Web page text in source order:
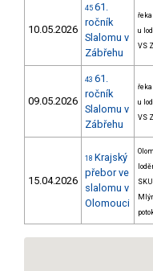
10.05.2026
45 61.
ročník
Slalomu v
Zábřehu
řeka
u
VS
09.05.2026
43 61.
ročník
Slalomu v
Zábřehu
řeka
u
VS
15.04.2026
18 Krajský
přebor ve
slalomu v
Olomouci